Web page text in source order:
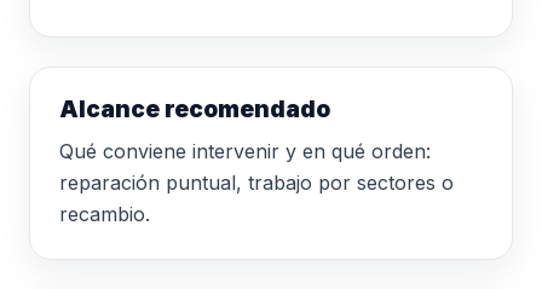
Alcance recomendado
Qué conviene intervenir y en qué orden:
reparación puntual, trabajo por sectores o
recambio.